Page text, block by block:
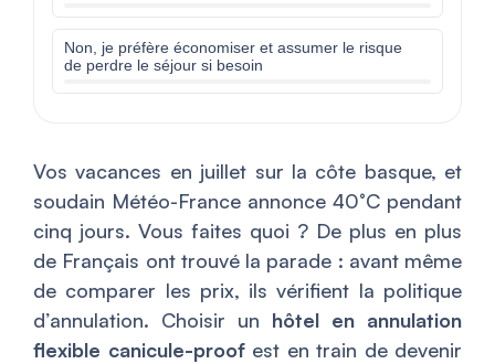
Non, je préfère économiser et assumer le risque
de perdre le séjour si besoin
Vos vacances en juillet sur la côte basque, et
soudain Météo-France annonce 40°C pendant
cinq jours. Vous faites quoi ? De plus en plus
de Français ont trouvé la parade : avant même
de comparer les prix, ils vérifient la politique
d’annulation. Choisir un hôtel en annulation
flexible canicule-proofest en train de devenir